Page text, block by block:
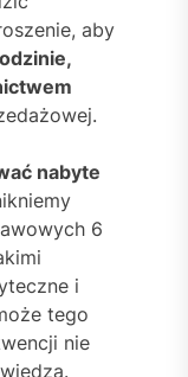
aby
nabyte
6
i
tego
nie